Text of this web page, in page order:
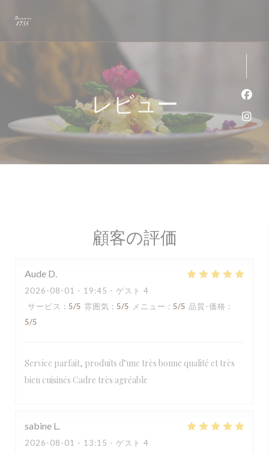
レビュー
顧客の評価
Aude D
2026-08-01 - 19:45 - ゲスト 4
サービス : 5/5 雰囲気 : 5/5 メニュー : 5/5 品質-価格 :
5/5
Service parfait, produits d’une très bonne qualité et très
bien cuisinés Cadre très agréable
sabine L
2026-08-01 - 13:15 - ゲスト 4